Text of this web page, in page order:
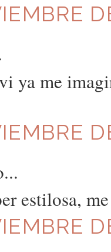
ya me
estilosa,